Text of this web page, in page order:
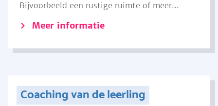
Bijvoorbeeld een rustige ruimte of meer...
Meer informatie
Coaching van de leerling